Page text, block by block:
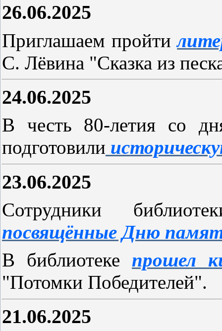
26.06.2025
Приглашаем пройти
С. Лёвина "Сказка из
24.06.2025
В честь 80-летия со
подготовили
23.06.2025
Сотрудники
посвящённые Дню
В библиотеке прошел
"Потомки Победителей".
21.06.2025